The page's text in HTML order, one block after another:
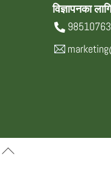
विज्ञापनका लागि
Back